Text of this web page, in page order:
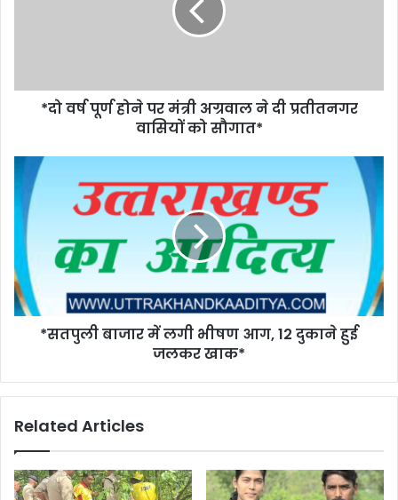
*दो वर्ष पूर्ण होने पर मंत्री अग्रवाल ने दी प्रतीतनगर
वासियों को सौगात*
*सतपुली बाजार में लगी भीषण आग, 12 दुकाने हुई
जलकर खाक*
Related Articles